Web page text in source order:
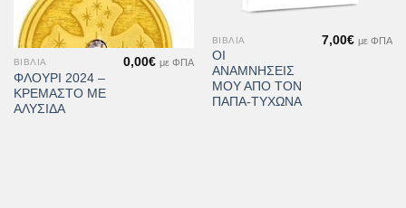
ΒΙΒΛΊΑ
ΦΛΟΥΡΙ 2024 –
ΚΡΕΜΑΣΤΟ ΜΕ
ΑΛΥΣΙΔΑ
0,00€ με ΦΠΑ
ΒΙΒΛΊΑ
ΟΙ
ΑΝΑΜΝΗΣΕΙΣ
ΜΟΥ ΑΠΟ ΤΟΝ
ΠΑΠΑ-ΤΥΧΩΝΑ
7,00€ με ΦΠΑ